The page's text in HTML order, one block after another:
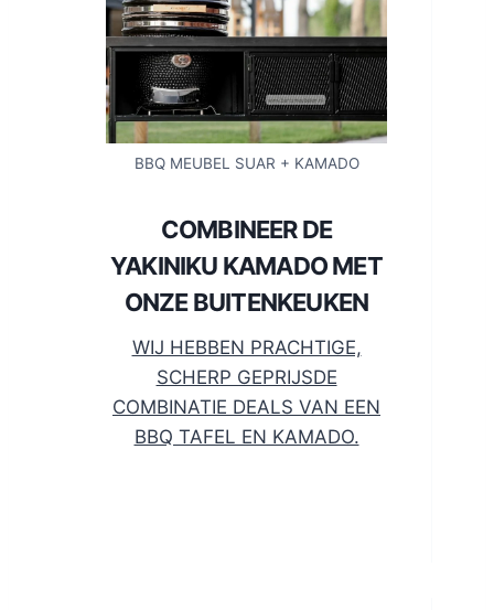
BBQ MEUBEL SUAR + KAMADO
COMBINEER DE
YAKINIKU KAMADO MET
ONZE BUITENKEUKEN
WIJ HEBBEN PRACHTIGE,
SCHERP GEPRIJSDE
COMBINATIE DEALS VAN EEN
BBQ TAFEL EN KAMADO.